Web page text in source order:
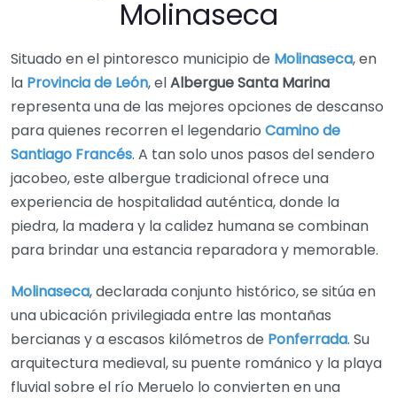
Molinaseca
Situado en el pintoresco municipio de Molinaseca, en
la Provincia de León, elAlbergue Santa Marina
representa una de las mejores opciones de descanso
para quienes recorren el legendario Camino de
Santiago Francés. A tan solo unos pasos del sendero
jacobeo, este albergue tradicional ofrece una
experiencia de hospitalidad auténtica, donde la
piedra, la madera y la calidez humana se combinan
para brindar una estancia reparadora y memorable.
Molinaseca, declarada conjunto histórico, se sitúa en
una ubicación privilegiada entre las montañas
bercianas y a escasos kilómetros de Ponferrada. Su
arquitectura medieval, su puente románico y la playa
fluvial sobre el río Meruelo lo convierten en una